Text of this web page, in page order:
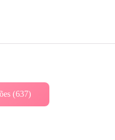
(637)